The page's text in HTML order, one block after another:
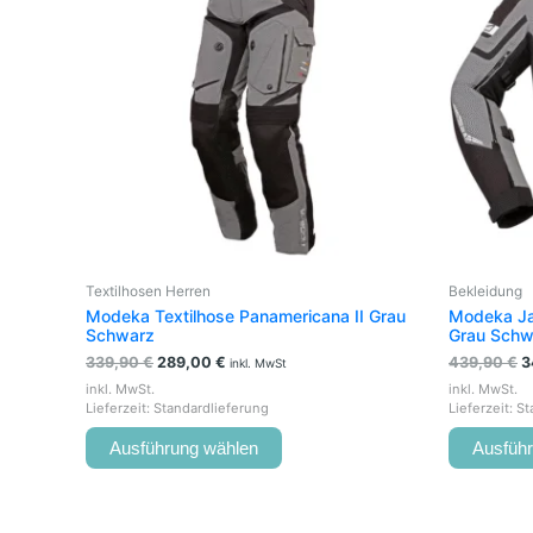
Textilhosen Herren
Modeka Textilhose Panamericana II Grau
Schwarz
339,90€ 289,00 € inkl. MwSt
inkl. MwSt.
Lieferzeit: Standardlieferung
Ausführung wählen
mehrere
Varianten
auf.
Die
Optionen
können
auf
der
Produktseite
gewählt
Bekleidung
Modeka
Grau
439,90€
inkl. MwSt.
Lieferzeit: